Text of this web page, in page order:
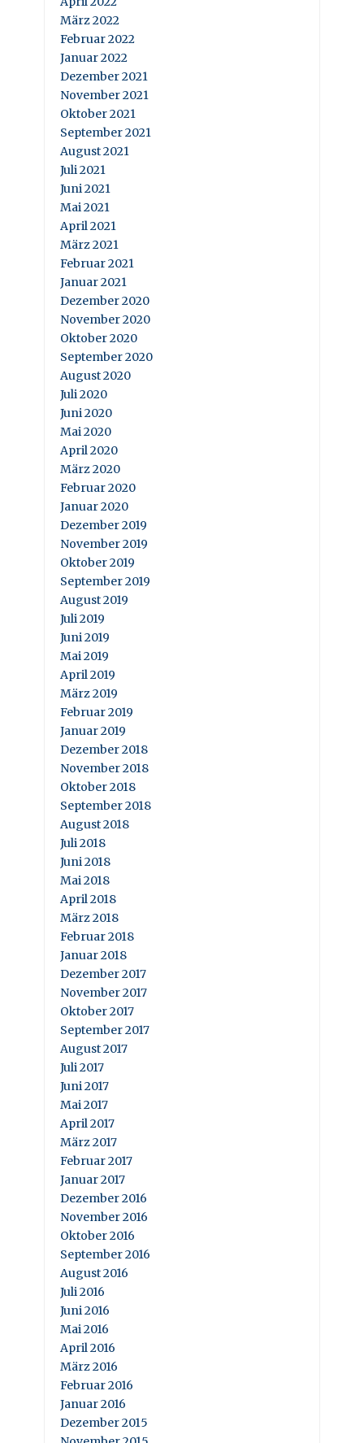
März 2022
Februar 2022
Januar 2022
Dezember 2021
November 2021
Oktober 2021
September 2021
August 2021
Juli 2021
Juni 2021
Mai 2021
April 2021
März 2021
Februar 2021
Januar 2021
Dezember 2020
November 2020
Oktober 2020
September 2020
August 2020
Juli 2020
Juni 2020
Mai 2020
April 2020
März 2020
Februar 2020
Januar 2020
Dezember 2019
November 2019
Oktober 2019
September 2019
August 2019
Juli 2019
Juni 2019
Mai 2019
April 2019
März 2019
Februar 2019
Januar 2019
Dezember 2018
November 2018
Oktober 2018
September 2018
August 2018
Juli 2018
Juni 2018
Mai 2018
April 2018
März 2018
Februar 2018
Januar 2018
Dezember 2017
November 2017
Oktober 2017
September 2017
August 2017
Juli 2017
Juni 2017
Mai 2017
April 2017
März 2017
Februar 2017
Januar 2017
Dezember 2016
November 2016
Oktober 2016
September 2016
August 2016
Juli 2016
Juni 2016
Mai 2016
April 2016
März 2016
Februar 2016
Januar 2016
Dezember 2015